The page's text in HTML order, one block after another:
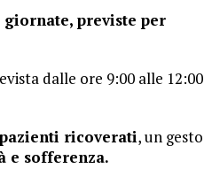
previste per
dalle ore 9:00 alle 12:00
ricoverati, un gesto
e sofferenza.